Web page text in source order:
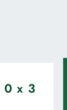
0 x 3